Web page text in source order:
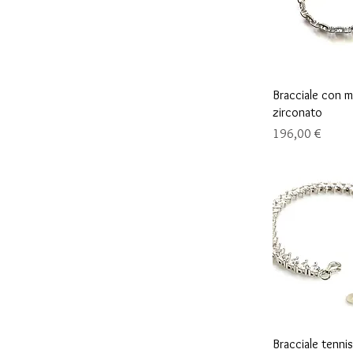
Vista
Bracciale con
zirconato
Precio
196,00 €
Vista
Bracciale